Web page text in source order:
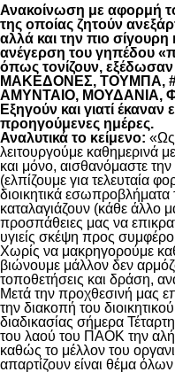
Ανακοίνωση με αφορμή
της οποίας ζητούν
αλλά και την πιο
ανέγερση του γηπέδου
όπως τονίζουν,
ΜΑΚΕΔΟΝΕΣ, ΤΟΥΜΠΑ,
ΑΜΥΝΤΑΙΟ, ΜΟΥΔΑΝΙΑ,
Εξηγούν και γιατί
προηγούμενες ημέρες.
Αναλυτικά το κείμενο:
λειτουργούμε καθημερινά
και μόνο, αισθανόμαστε
(ελπίζουμε για τελευταία
διοικητικά εσωπροβλήματα
καταλαγιάζουν (κάθε άλλο
προσπάθειες μας να
υγιείς σκέψη προς
Χωρίς να μακρηγορούμε
βιώνουμε μάλλον δεν
τοποθετήσεις και δράση,
Μετά την προχθεσινή μας
την διακοπή του
διαδικασίας σήμερα
του λαού του ΠΑΟΚ την
καθώς το μέλλον του
απαρτίζουν είναι θέμα